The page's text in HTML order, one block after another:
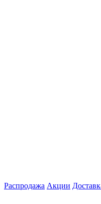
Распродажа Акции